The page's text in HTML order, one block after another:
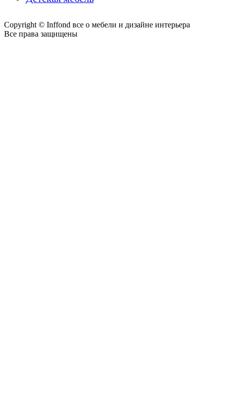
Copyright © Inffond все о мебели и дизайне интерьера
Все права защищены